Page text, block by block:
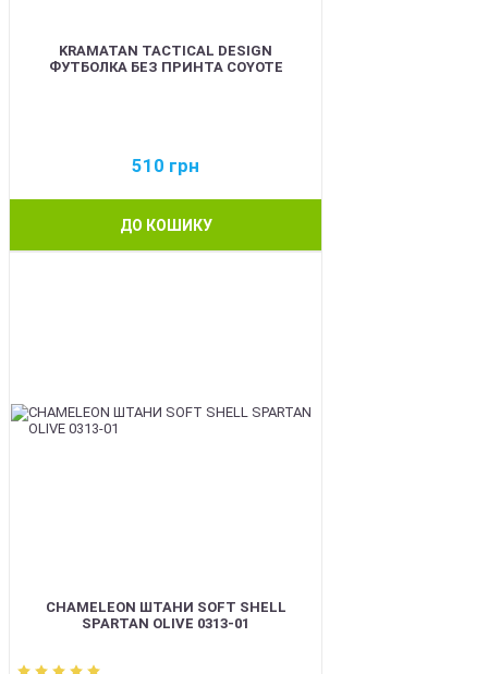
KRAMATAN TACTICAL DESIGN
ФУТБОЛКА БЕЗ ПРИНТА COYOTE
510 грн
ДО КОШИКУ
CHAMELEON ШТАНИ SOFT SHELL
SPARTAN OLIVE 0313-01